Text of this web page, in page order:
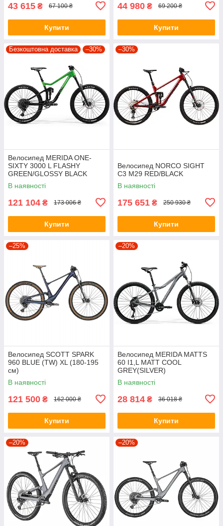
43 615 ₴ 67 100 ₴
Купити
44 980 ₴ 69 200 ₴
Купити
Безкоштовна доставка –30%
Велосипед MERIDA ONE-
SIXTY 3000 L FLASHY
GREEN/GLOSSY BLACK
В наявності
121 104 ₴ 173 006 ₴
Купити
–30%
Велосипед NORCO SIGHT
C3 M29 RED/BLACK
В наявності
175 651 ₴ 250 930 ₴
Купити
–25%
Велосипед SCOTT SPARK
960 BLUE (TW) XL (180-195
см)
В наявності
121 500 ₴ 162 000 ₴
Купити
–20%
Велосипед MERIDA MATTS
60 I1,L MATT COOL
GREY(SILVER)
В наявності
28 814 ₴ 36 018 ₴
Купити
–20% –20%